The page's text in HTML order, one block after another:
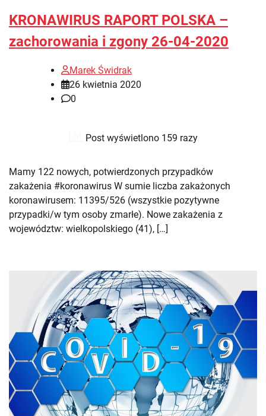
KRONAWIRUS RAPORT POLSKA –
zachorowania i zgony 26-04-2020
Marek Świdrak
26 kwietnia 2020
0
Post wyświetlono 159 razy
Mamy 122 nowych, potwierdzonych przypadków
zakażenia #koronawirus W sumie liczba zakażonych
koronawirusem: 11395/526 (wszystkie pozytywne
przypadki/w tym osoby zmarłe). Nowe zakażenia z
województw: wielkopolskiego (41), […]